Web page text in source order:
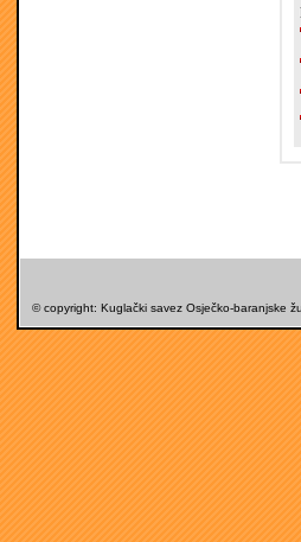
© copyright: Kuglački savez Osječko-baranjske